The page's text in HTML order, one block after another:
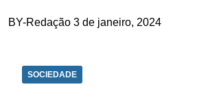
BY-Redação 3 de janeiro, 2024
SOCIEDADE